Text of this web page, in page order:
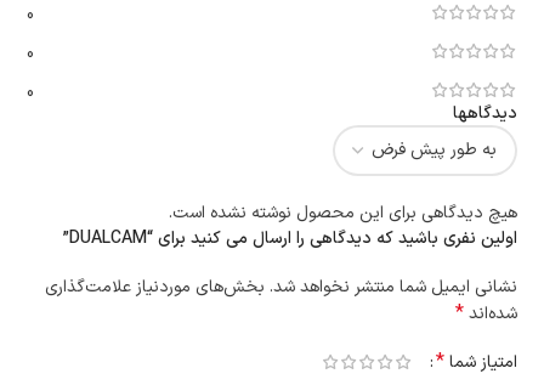
0
0
0
دیدگاهها
هیچ دیدگاهی برای این محصول نوشته نشده است.
اولین نفری باشید که دیدگاهی را ارسال می کنید برای “DUALCAM”
نشانی ایمیل شما منتشر نخواهد شد. بخش‌های موردنیاز علامت‌گذاری
شده‌اند*
امتیاز شما*